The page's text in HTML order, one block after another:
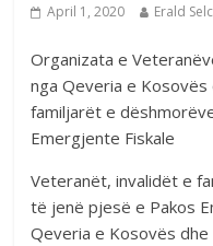
April 1, 2020 Erald
Organizata e
nga Qeveria e
familjarët e
Emergjente Fiskale
Veteranët, invalidët e
të jenë pjesë e Pakos
Qeveria e Kosovës dhe